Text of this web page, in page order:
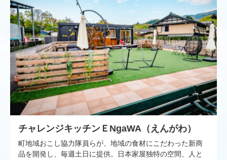
チャレンジキッチンＥNgaWA（えんがわ）
町地域おこし協力隊員らが、地域の食材にこだわった新商
品を開発し、毎週土日に提供。日本家屋独特の空間、人と